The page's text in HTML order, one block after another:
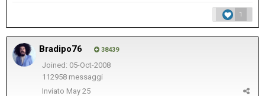
1
Bradipo76 38439
Joined: 05-Oct-2008
112958 messaggi
Inviato May 25